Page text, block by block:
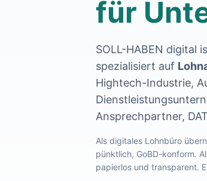
für
SOLL-HABEN digital
spezialisiert auf
Hightech-Industrie,
Ansprechpartner,
Als digitales Lohnbüro
pünktlich, GoBD-konform.
papierlos und transparent.
Lohnabrechnung Backnang
Lohnabrechnung Schorndorf
Lohnabrechnung Heilbronn
Lohnabrechnung Karlsruhe
Lohnabrechnung Freiburg
Lohnabrechnung Mannheim
Lohnabrechnung Ulm
Lohnabrechnung Reutlingen
Lohnabrechnung Tübingen